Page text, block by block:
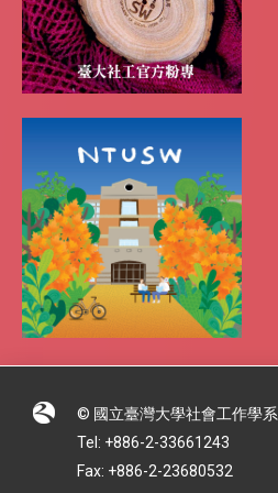
© 國立臺灣大學社會工作學系
Tel: +886-2-33661243
Fax: +886-2-23680532